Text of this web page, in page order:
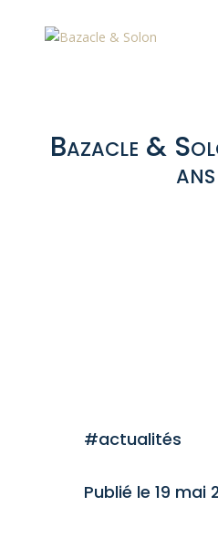
Bazacle &
#actualités
Publié le 19 mai